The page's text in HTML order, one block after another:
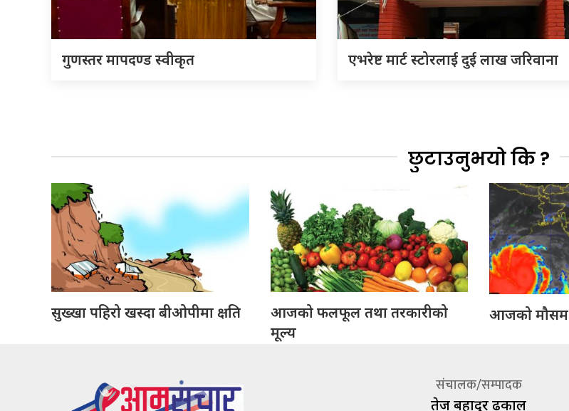
गुणस्तर मापदण्ड स्वीकृत एभरेष्ट मार्ट स्टोरलाई दुई लाख जरिवाना
छुटाउनुभयो कि ?
सुख्खा पहिरो खस्दा बीओपीमा क्षति
आजको फलफूल तथा तरकारीको
मूल्य
आजको मौसम
संचालक/सम्पादक
तेज बहादूर ढकाल